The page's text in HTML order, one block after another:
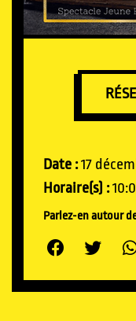
Date :17
Horaire(s) :
Parlez-en autour